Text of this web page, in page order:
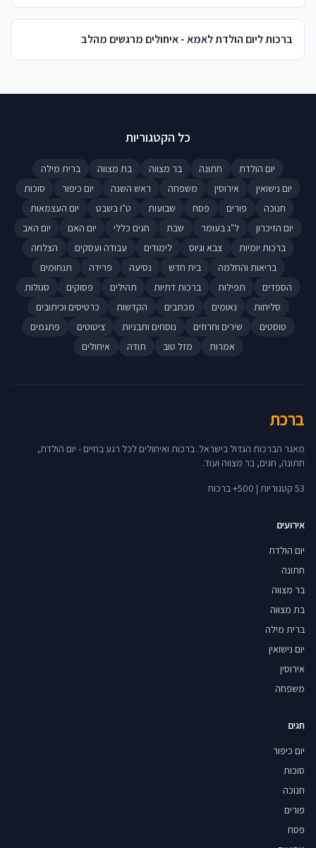
ברכות ליום הולדת לאמא - איחולים מרגשים מהלב
כל הקטגוריות
יום הולדת חתונה בר מצווה בת מצווה
ברית מילה
יום נישואין
אירוסין משפחה ראש השנה יום כיפור
סוכות
חנוכה
פורים פסח שבועות ט"ו בשבט
יום העצמאות
יום הזיכרון
ל"ג בעומר שבת חגים כללי יום האם
יום האב
ברכות יומיות
צבא וגיוס לימודים עבודה ועסקים
הצלחה
בריאות והחלמה
בית חדש נסיעה פרידה
תנחומים
הספדים
תפילות ברכות דתיות תהילים פסוקים
סגולות
סליחות
נאומים מכתבים הקדשות
כרטיסים וכיתובים
טוסטים
שירים וחרוזים נוסחים ותבניות ציטוטים
פתגמים
אמרות
מזל טוב תודה איחולים
ברכת
מאגר הברכות הגדול בישראל. ברכות ואיחולים לכל רגע בחיים - יום הולדת,
חתונה, חגים, בר מצווה ועוד.
53 קטגוריות | 500+ ברכות
אירועים
יום הולדת
חתונה
בר מצווה
בת מצווה
ברית מילה
יום נישואין
אירוסין
משפחה
חגים
יום כיפור
סוכות
חנוכה
פורים
פסח